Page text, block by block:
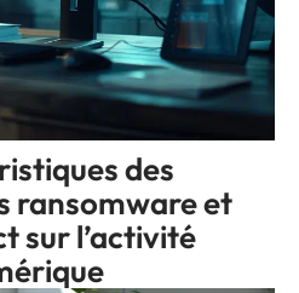
des
ransomware et
sur l’activité